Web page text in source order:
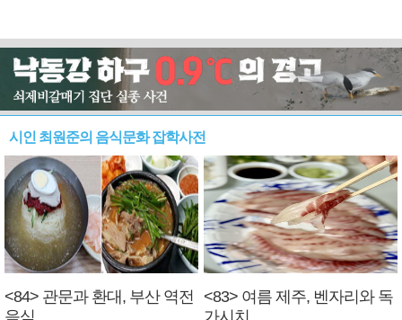
시인 최원준의 음식문화 잡학사전
<84> 관문과 환대, 부산 역전
<83> 여름 제주, 벤자리와 독